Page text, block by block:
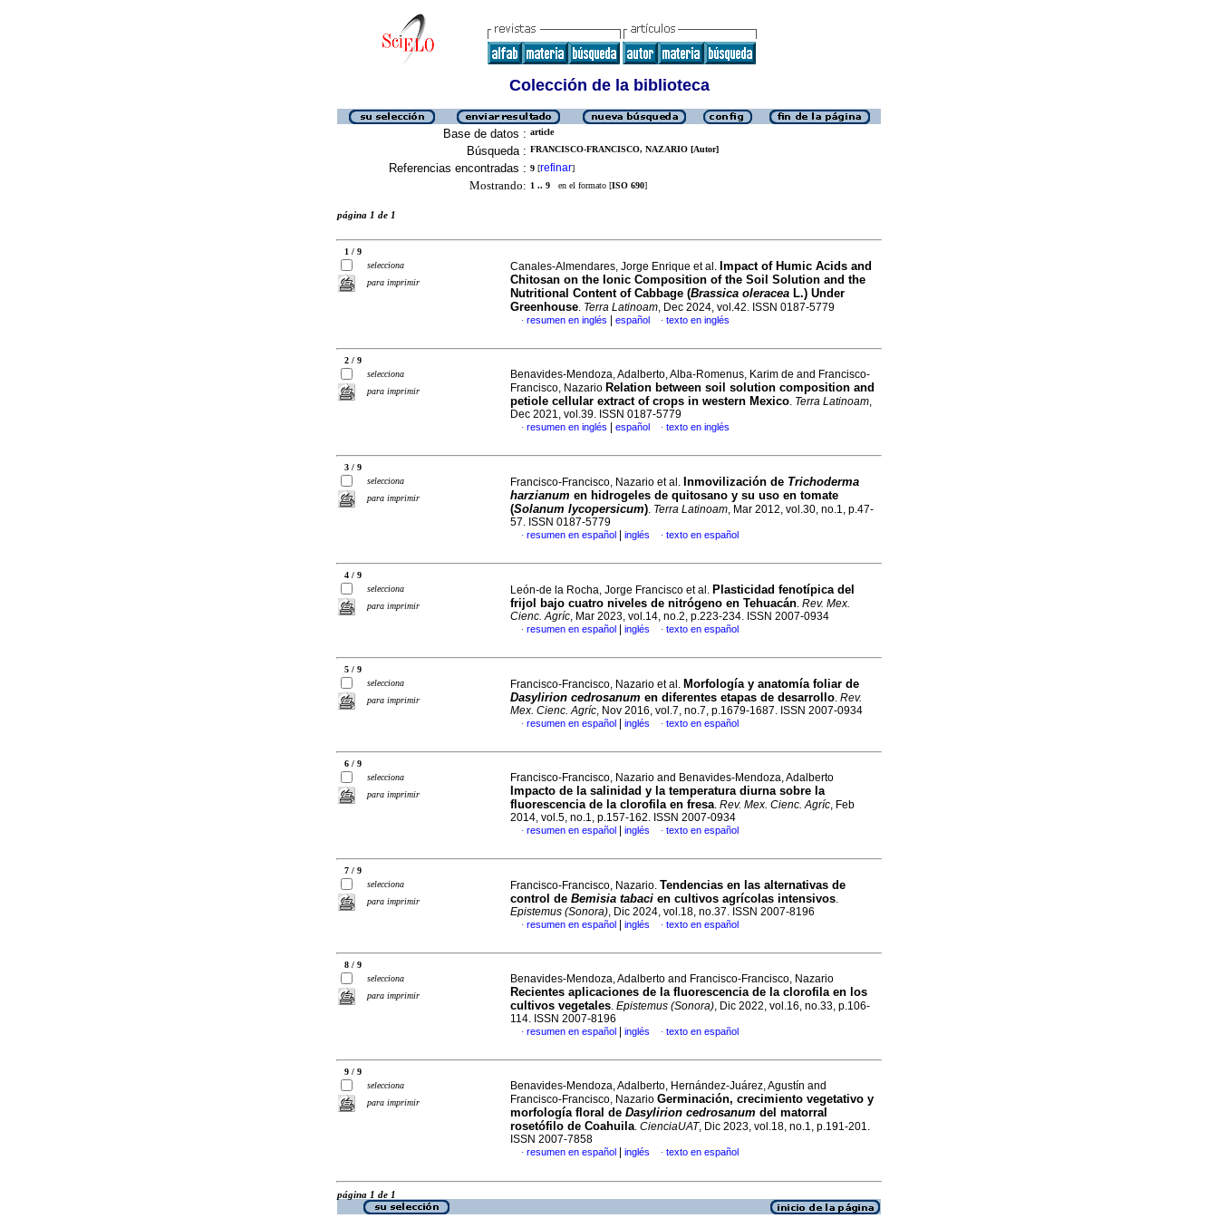
Colección de la biblioteca
Base de datos : article
Búsqueda : FRANCISCO-FRANCISCO, NAZARIO [Autor]
Referencias encontradas : 9 [refinar]
Mostrando: 1 .. 9 en el formato [ISO 690]
página 1 de 1
1 / 9
selecciona
para imprimir
Canales-Almendares, Jorge Enrique et al. Impact of Humic Acids and
Chitosan on the Ionic Composition of the Soil Solution and the
Nutritional Content of Cabbage (Brassica oleracea L.) Under
Greenhouse. Terra Latinoam, Dec 2024, vol.42. ISSN 0187-5779
· resumen en inglés español · texto en inglés
2 / 9
selecciona
para imprimir
Benavides-Mendoza, Adalberto, Alba-Romenus, Karim de and Francisco-
Francisco, Nazario Relation between soil solution composition and
petiole cellular extract of crops in western Mexico. Terra Latinoam,
Dec 2021, vol.39. ISSN 0187-5779
· resumen en inglés español · texto en inglés
3 / 9
selecciona
para imprimir
Francisco-Francisco, Nazario et al. Inmovilización de Trichoderma
harzianum en hidrogeles de quitosano y su uso en tomate
(Solanum lycopersicum). Terra Latinoam, Mar 2012, vol.30, no.1, p.47-
57. ISSN 0187-5779
· resumen en español inglés · texto en español
4 / 9
selecciona
para imprimir
León-de la Rocha, Jorge Francisco et al. Plasticidad fenotípica del
frijol bajo cuatro niveles de nitrógeno en Tehuacán. Rev. Mex.
Cienc. Agríc, Mar 2023, vol.14, no.2, p.223-234. ISSN 2007-0934
· resumen en español inglés · texto en español
5 / 9
selecciona
para imprimir
Francisco-Francisco, Nazario et al. Morfología y anatomía foliar de
Dasylirion cedrosanum en diferentes etapas de desarrollo. Rev.
Mex. Cienc. Agríc, Nov 2016, vol.7, no.7, p.1679-1687. ISSN 2007-0934
· resumen en español inglés · texto en español
6 / 9
selecciona
para imprimir
Francisco-Francisco, Nazario and Benavides-Mendoza, Adalberto
Impacto de la salinidad y la temperatura diurna sobre la
fluorescencia de la clorofila en fresa. Rev. Mex. Cienc. Agríc, Feb
2014, vol.5, no.1, p.157-162. ISSN 2007-0934
· resumen en español inglés · texto en español
7 / 9
selecciona
para imprimir
Francisco-Francisco, Nazario. Tendencias en las alternativas de
control de Bemisia tabaci en cultivos agrícolas intensivos.
Epistemus (Sonora), Dic 2024, vol.18, no.37. ISSN 2007-8196
· resumen en español inglés · texto en español
8 / 9
selecciona
para imprimir
Benavides-Mendoza, Adalberto and Francisco-Francisco, Nazario
Recientes aplicaciones de la fluorescencia de la clorofila en los
cultivos vegetales. Epistemus (Sonora), Dic 2022, vol.16, no.33, p.106-
114. ISSN 2007-8196
· resumen en español inglés · texto en español
9 / 9
selecciona
para imprimir
Benavides-Mendoza, Adalberto, Hernández-Juárez, Agustín and
Francisco-Francisco, Nazario Germinación, crecimiento vegetativo y
morfología floral de Dasylirion cedrosanum del matorral
rosetófilo de Coahuila. CienciaUAT, Dic 2023, vol.18, no.1, p.191-201.
ISSN 2007-7858
· resumen en español inglés · texto en español
página 1 de 1